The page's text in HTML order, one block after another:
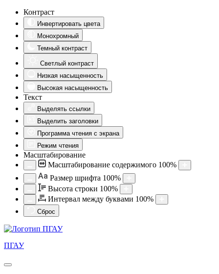
Контраст
Инвертировать цвета
Монохромный
Темный контраст
Светлый контраст
Низкая насыщенность
Высокая насыщенность
Текст
Выделять ссылки
Выделить заголовки
Программа чтения с экрана
Режим чтения
Масштабирование
Масштабирование содержимого 100%
Aa Размер шрифта 100%
Высота строки 100%
Интервал между буквами 100%
Сброс
ПГАУ